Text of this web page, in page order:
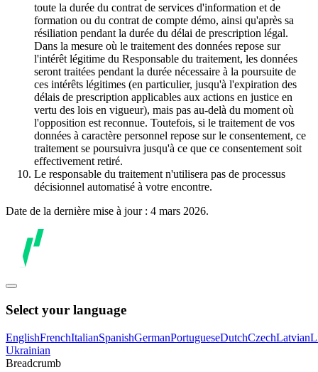
toute la durée du contrat de services d'information et de
formation ou du contrat de compte démo, ainsi qu'après sa
résiliation pendant la durée du délai de prescription légal.
Dans la mesure où le traitement des données repose sur
l'intérêt légitime du Responsable du traitement, les données
seront traitées pendant la durée nécessaire à la poursuite de
ces intérêts légitimes (en particulier, jusqu'à l'expiration des
délais de prescription applicables aux actions en justice en
vertu des lois en vigueur), mais pas au-delà du moment où
l'opposition est reconnue. Toutefois, si le traitement de vos
données à caractère personnel repose sur le consentement, ce
traitement se poursuivra jusqu'à ce que ce consentement soit
effectivement retiré.
Le responsable du traitement n'utilisera pas de processus
décisionnel automatisé à votre encontre.
Date de la dernière mise à jour : 4 mars 2026.
Select your language
EnglishFrenchItalianSpanishGermanPortugueseDutchCzechLatvian
Ukrainian
Breadcrumb